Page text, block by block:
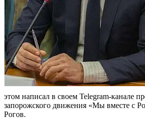
этом написал в своем Telegram-канале
запорожского движения «Мы вместе с
Рогов.